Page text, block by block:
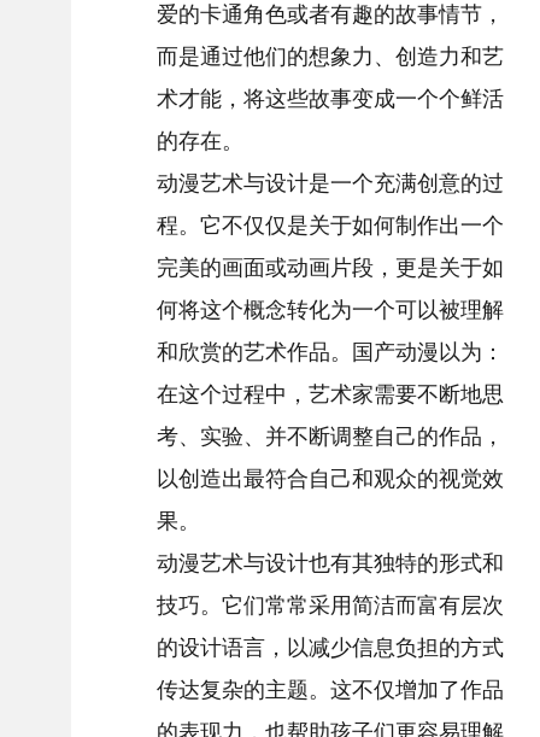
爱的卡通角色或者有趣的故事情节，
而是通过他们的想象力、创造力和艺
术才能，将这些故事变成一个个鲜活
的存在。
动漫艺术与设计是一个充满创意的过
程。它不仅仅是关于如何制作出一个
完美的画面或动画片段，更是关于如
何将这个概念转化为一个可以被理解
和欣赏的艺术作品。国产动漫以为：
在这个过程中，艺术家需要不断地思
考、实验、并不断调整自己的作品，
以创造出最符合自己和观众的视觉效
果。
动漫艺术与设计也有其独特的形式和
技巧。它们常常采用简洁而富有层次
的设计语言，以减少信息负担的方式
传达复杂的主题。这不仅增加了作品
的表现力，也帮助孩子们更容易理解